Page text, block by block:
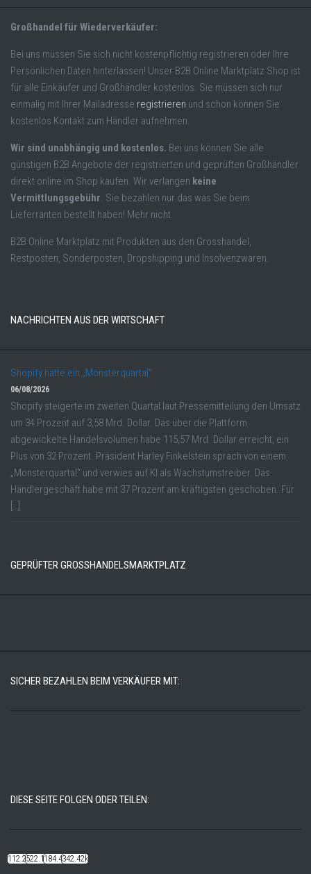
Großhandel für Wiederverkäufer:
Bei uns müssen Sie sich nicht kostenpflichtig registrieren oder Ihre
Persönlichen Daten hinterlassen! Unser B2B Online Marktplatz Shop ist
für alle Einkäufer und Großhändler kostenlos. Sie müssen sich nur
einmalig mit Ihrer Mailadresse registrieren und schon können Sie
kostenlos Kontakt zum Händler aufnehmen.
Wir sind unabhängig und kostenlos. Bei uns können Sie alle
günstigen B2B Angebote der registrierten und geprüften Großhändler
direkt online im Shop kaufen. Wir verlangen keine
Vermittlungsgebühr. Sie bezahlen nur das was Sie beim
Lieferranten bestellt haben! Mehr nicht.
B2B Online Marktplatz mit Produkten aus den Grosshandel,
Restposten, Sonderposten, Dropshipping und Insolvenzwaren.
NACHRICHTEN AUS DER WIRTSCHAFT
Shopify hatte ein „Monsterquartal“
06/08/2026
Shopify steigerte im zweiten Quartal laut Pressemitteilung den Umsatz
um 34 Prozent auf 3,58 Mrd. Dollar. Das über die Plattform
abgewickelte Handelsvolumen habe 115,57 Mrd. Dollar erreicht, ein
Plus von 32 Prozent. Präsident Harley Finkelstein sprach von einem
„Monsterquartal“ und verwies auf KI als Wachstumstreiber. Das
Händlergeschäft habe mit 37 Prozent am kräftigsten geschoben. Für
[…]
GEPRÜFTER GROSSHANDELSMARKTPLATZ
SICHER BEZAHLEN BEIM VERKÄUFER MIT:
DIESE SEITE FOLGEN ODER TEILEN:
112.22k522.14k184.48k342.42k